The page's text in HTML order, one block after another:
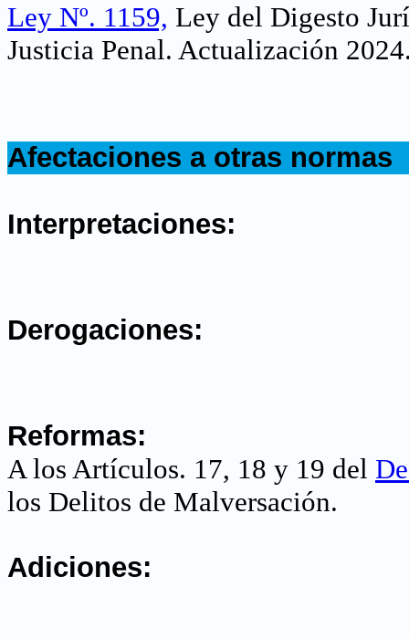
Ley Nº. 1159, Ley del Digesto
Justicia Penal. Actualización
Afectaciones a otras normas
Interpretaciones:
Derogaciones:
Reformas:
A los Artículos. 17, 18 y 19 del
los Delitos de Malversación.
Adiciones: